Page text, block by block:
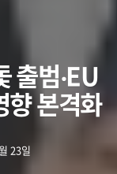
출범‧EU
본격화
23일